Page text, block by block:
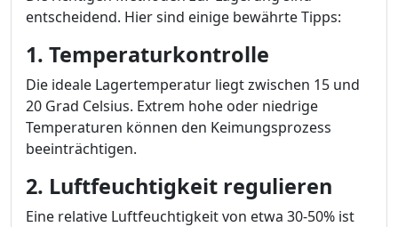
entscheidend. Hier sind einige bewährte Tipps:
1. Temperaturkontrolle
Die ideale Lagertemperatur liegt zwischen 15 und
20 Grad Celsius. Extrem hohe oder niedrige
Temperaturen können den Keimungsprozess
beeinträchtigen.
2. Luftfeuchtigkeit regulieren
Eine relative Luftfeuchtigkeit von etwa 30-50% ist